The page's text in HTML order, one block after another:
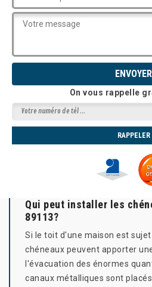
On vous rappelle
Qui peut installer les
89113?
Si le toit d'une maison est
chéneaux peuvent apporter
l'évacuation des énormes
canaux métalliques sont